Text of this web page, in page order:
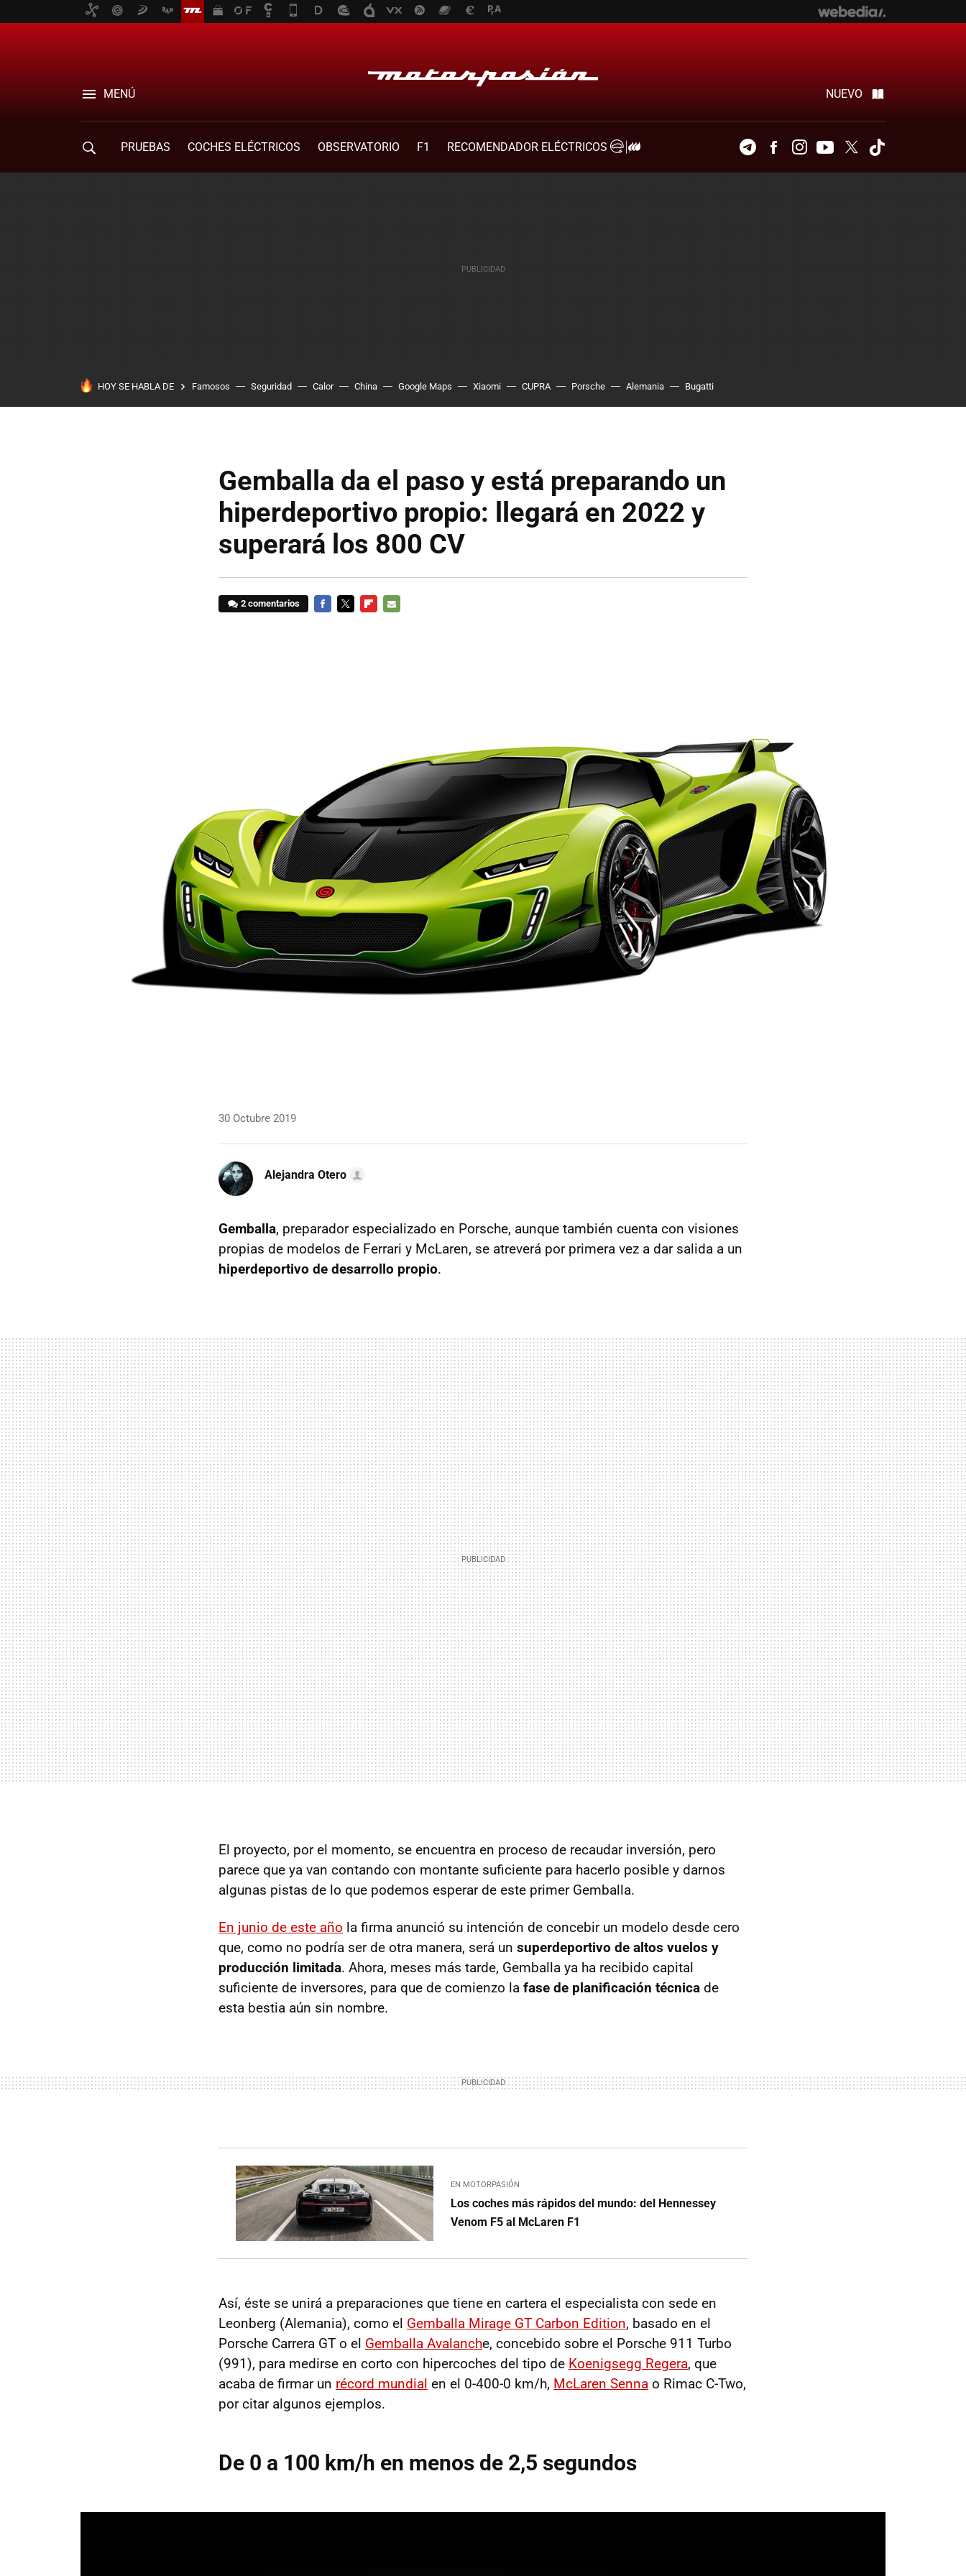
MENÚ NUEVO
PRUEBAS COCHES ELÉCTRICOS OBSERVATORIO F1
RECOMENDADOR ELÉCTRICOS
TelegramFacebookInstagramYoutubeTwitter
HOY SE HABLA DE Famosos Seguridad Calor China Google Maps Xiaomi CUPRA Porsche Alemania Bugatti
Gemballa da el paso y está preparando un
hiperdeportivo propio: llegará en 2022 y
superará los 800 CV
2 comentarios
30 Octubre 2019
Alejandra Otero
Gemballa, preparador especializado en Porsche, aunque también cuenta con visiones
propias de modelos de Ferrari y McLaren, se atreverá por primera vez a dar salida a un
hiperdeportivo de desarrollo propio.
El proyecto, por el momento, se encuentra en proceso de recaudar inversión, pero
parece que ya van contando con montante suficiente para hacerlo posible y darnos
algunas pistas de lo que podemos esperar de este primer Gemballa.
En junio de este año la firma anunció su intención de concebir un modelo desde cero
que, como no podría ser de otra manera, será un superdeportivo de altos vuelos y
producción limitada. Ahora, meses más tarde, Gemballa ya ha recibido capital
suficiente de inversores, para que de comienzo la fase de planificación técnica de
esta bestia aún sin nombre.
EN MOTORPASIÓN
Los coches más rápidos del mundo: del Hennessey
Venom F5 al McLaren F1
Así, éste se unirá a preparaciones que tiene en cartera el especialista con sede en
Leonberg (Alemania), como el Gemballa Mirage GT Carbon Edition, basado en el
Porsche Carrera GT o el Gemballa Avalanche, concebido sobre el Porsche 911 Turbo
(991), para medirse en corto con hipercoches del tipo de Koenigsegg Regera, que
acaba de firmar un récord mundial en el 0-400-0 km/h, McLaren Senna o Rimac C-Two,
por citar algunos ejemplos.
De 0 a 100 km/h en menos de 2,5 segundos